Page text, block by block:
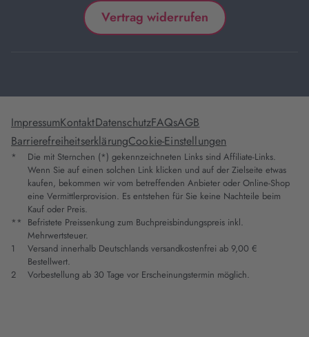
Vertrag widerrufen
ImpressumKontaktDatenschutzFAQsAGB
BarrierefreiheitserklärungCookie-Einstellungen
*
Die mit Sternchen (*) gekennzeichneten Links sind Affiliate-Links.
Wenn Sie auf einen solchen Link klicken und auf der Zielseite etwas
kaufen, bekommen wir vom betreffenden Anbieter oder Online-Shop
eine Vermittlerprovision. Es entstehen für Sie keine Nachteile beim
Kauf oder Preis.
** Befristete Preissenkung zum Buchpreisbindungspreis inkl.
Mehrwertsteuer.
1
Versand innerhalb Deutschlands versandkostenfrei ab 9,00 €
Bestellwert.
2
Vorbestellung ab 30 Tage vor Erscheinungstermin möglich.